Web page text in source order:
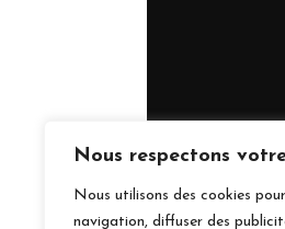
Nous respectons
Nous utilisons des cookies
navigation, diffuser des